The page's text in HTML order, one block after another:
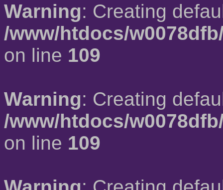
Warning: Creating
/www/htdocs/
on line 109
Warning: Creating
/www/htdocs/
on line 109